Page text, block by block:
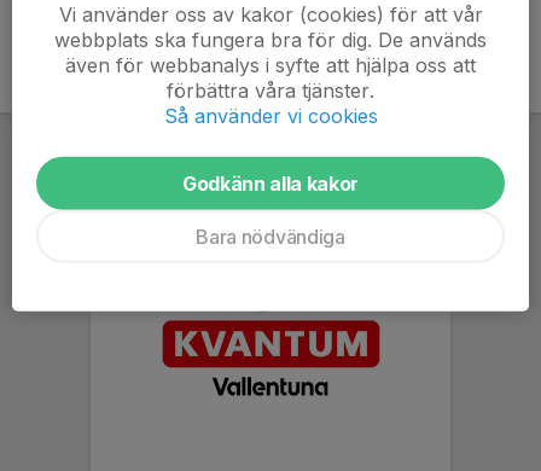
Vi använder oss av kakor (cookies) för att vår
webbplats ska fungera bra för dig. De används
även för webbanalys i syfte att hjälpa oss att
förbättra våra tjänster.
Så använder vi cookies
Godkänn alla kakor
Bara nödvändiga